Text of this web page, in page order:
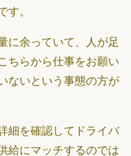
す。
に余っていて、人が足
ちらから仕事をお願い
ないという事態の方が
細を確認してドライバ
給にマッチするのでは